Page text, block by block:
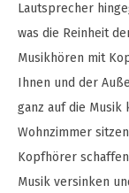
Lautsprecher
was die Reinheit
Musikhören mit
Ihnen und der
ganz auf die Musik
Wohnzimmer
Kopfhörer
Musik versinken